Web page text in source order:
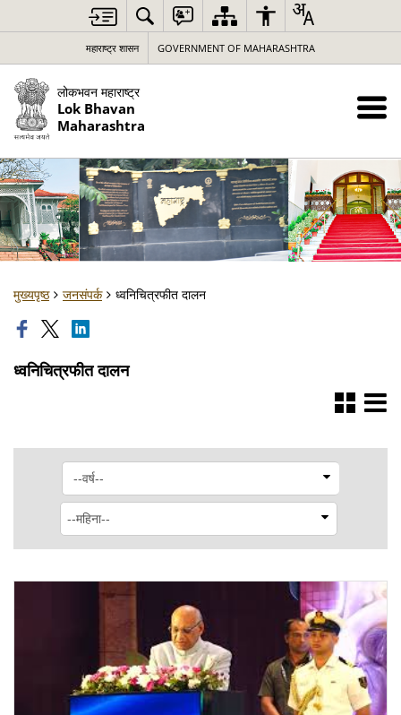
महाराष्ट्र शासन GOVERNMENT OF MAHARASHTRA
लोकभवन महाराष्ट्र
Lok Bhavan
Maharashtra
मुख्यपृष्ठ जनसंपर्क ध्वनिचित्रफीत दालन
ध्वनिचित्रफीत दालन